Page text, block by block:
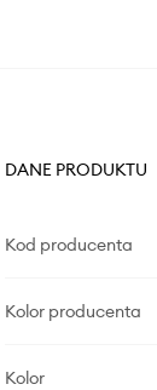
DANE PRODUKTU
Kod producenta
Kolor producenta
Kolor